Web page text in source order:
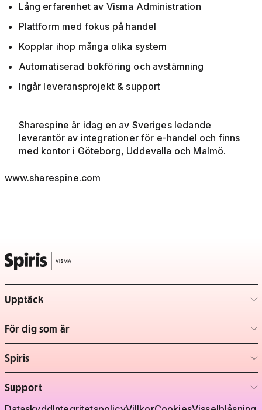
Lång erfarenhet av Visma Administration
Plattform med fokus på handel
Kopplar ihop många olika system
Automatiserad bokföring och avstämning
Ingår leveransprojekt & support
Sharespine är idag en av Sveriges ledande
leverantör av integrationer för e-handel och finns
med kontor i Göteborg, Uddevalla och Malmö.
www.sharespine.com
Upptäck
– klicka för att expandera lista
För dig som är
– klicka för att expandera lista
Spiris
– klicka för att expandera lista
Support
– klicka för att expandera lista